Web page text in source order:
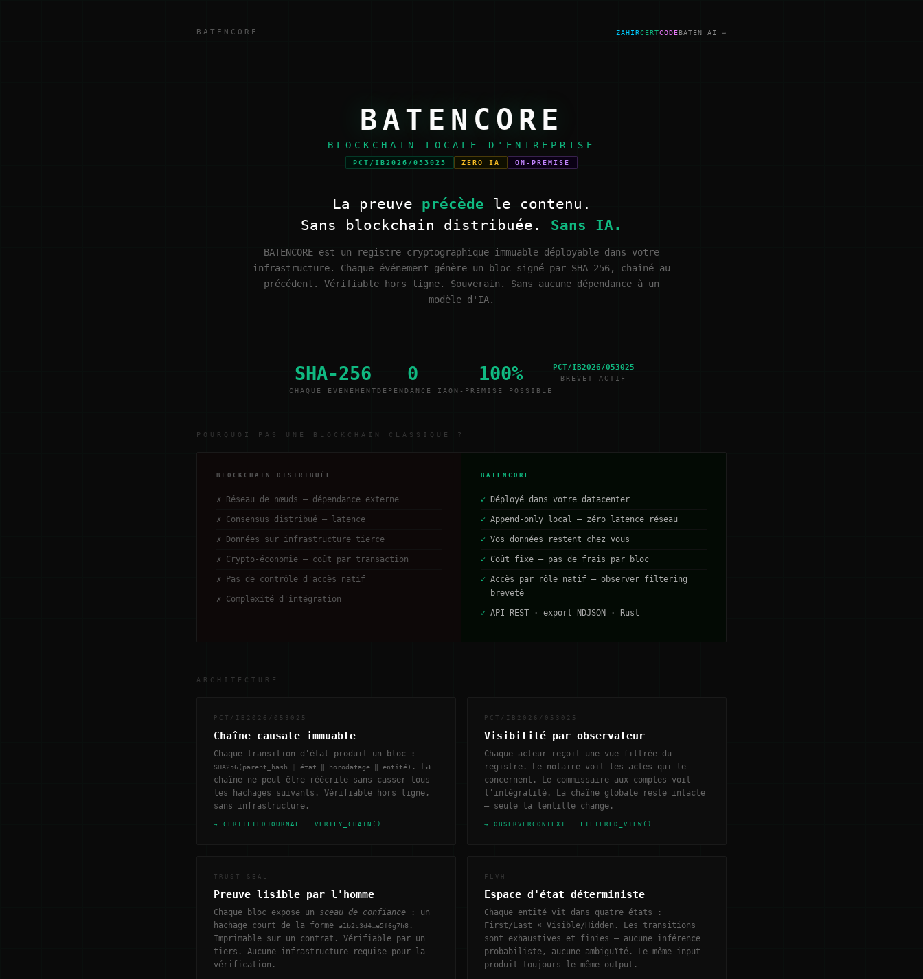
BATENCORE ZAHIRCERTCODEBATEN AI →
BATENCORE
BLOCKCHAIN LOCALE D'ENTREPRISE
PCT/IB2026/053025 ZÉRO IA ON-PREMISE
La preuve précède le contenu.
Sans blockchain distribuée. Sans IA.
BATENCORE est un registre cryptographique immuable déployable dans votre
infrastructure. Chaque événement génère un bloc signé par SHA-256, chaîné au
précédent. Vérifiable hors ligne. Souverain. Sans aucune dépendance à un
modèle d'IA.
SHA-256
CHAQUE ÉVÉNEMENT
0
DÉPENDANCE IA
100%
ON-PREMISE POSSIBLE
PCT/IB2026/053025
BREVET ACTIF
POURQUOI PAS UNE BLOCKCHAIN CLASSIQUE ?
BLOCKCHAIN DISTRIBUÉE
✗ Réseau de nœuds — dépendance externe
✗ Consensus distribué — latence
✗ Données sur infrastructure tierce
✗ Crypto-économie — coût par transaction
✗ Pas de contrôle d'accès natif
✗ Complexité d'intégration
BATENCORE
✓ Déployé dans votre datacenter
✓ Append-only local — zéro latence réseau
✓ Vos données restent chez vous
✓ Coût fixe — pas de frais par bloc
✓ Accès par rôle natif — observer filtering
breveté
✓ API REST · export NDJSON · Rust
ARCHITECTURE
PCT/IB2026/053025
Chaîne causale immuable
Chaque transition d'état produit un bloc :
SHA256(parent_hash ‖ état ‖ horodatage ‖ entité) . La
chaîne ne peut être réécrite sans casser tous
les hachages suivants. Vérifiable hors ligne,
sans infrastructure.
→ CERTIFIEDJOURNAL · VERIFY_CHAIN()
PCT/IB2026/053025
Visibilité par observateur
Chaque acteur reçoit une vue filtrée du
registre. Le notaire voit les actes qui le
concernent. Le commissaire aux comptes voit
l'intégralité. La chaîne globale reste intacte
— seule la lentille change.
→ OBSERVERCONTEXT · FILTERED_VIEW()
TRUST SEAL
Preuve lisible par l'homme
Chaque bloc expose un sceau de confiance : un
hachage court de la forme
a1b2c3d4…e5f6g7h8 .
Imprimable sur un contrat. Vérifiable par un
tiers. Aucune infrastructure requise pour la
vérification.
FLVH
Espace d'état déterministe
Chaque entité vit dans quatre états :
First/Last × Visible/Hidden. Les transitions
sont exhaustives et finies — aucune inférence
probabiliste, aucune ambiguïté. Le même input
produit toujours le même output.